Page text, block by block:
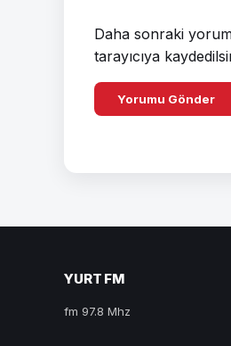
Daha sonraki
tarayıcıya
YURT FM
fm 97.8 Mhz